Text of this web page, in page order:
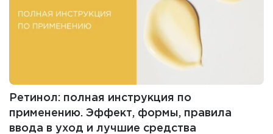
Ретинол: полная инструкция по
применению. Эффект, формы, правила
ввода в уход и лучшие средства